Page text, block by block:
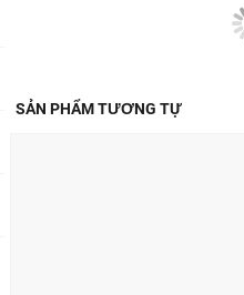
SẢN PHẨM TƯƠNG TỰ